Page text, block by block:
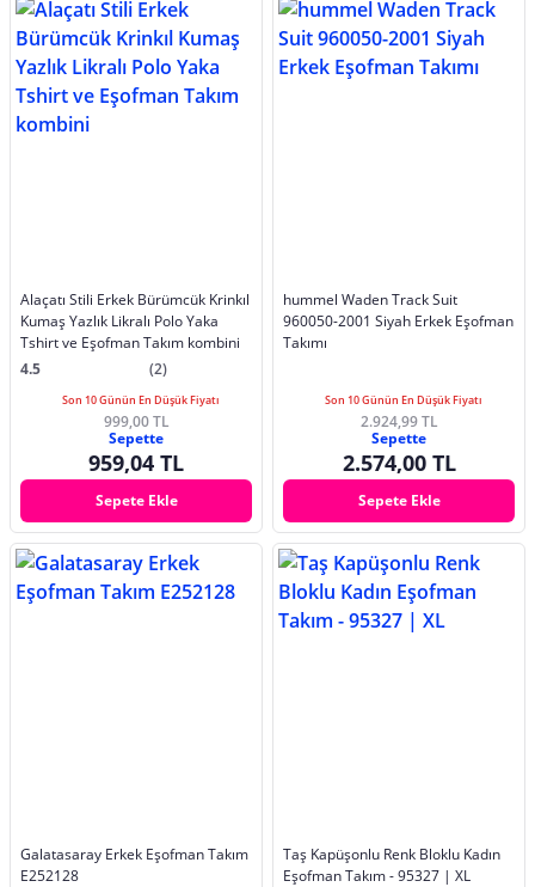
Alaçatı Stili Erkek Bürümcük Krinkıl
Kumaş Yazlık Likralı Polo Yaka
Tshirt ve Eşofman Takım kombini
4.5
(2)
Son 10 Günün En Düşük Fiyatı
999,00 TL
Sepette
959,04 TL
Sepete Ekle
hummel Waden Track Suit
960050-2001 Siyah Erkek Eşofman
Takımı
Son 10 Günün En Düşük Fiyatı
2.924,99 TL
Sepette
2.574,00 TL
Sepete Ekle
Galatasaray Erkek Eşofman Takım
E252128
Taş Kapüşonlu Renk Bloklu Kadın
Eşofman Takım - 95327 | XL